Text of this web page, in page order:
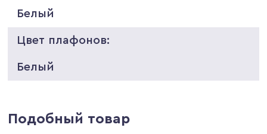
Белый
Цвет плафонов:
Белый
Подобный товар